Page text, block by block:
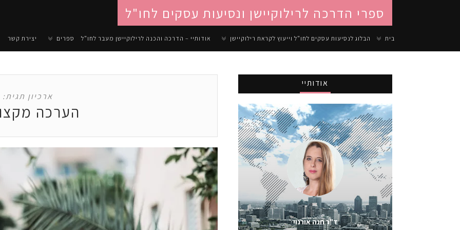
ספרי הדרכה לרילוקיישן ונסיעות עסקים לחו"ל
בית הבלוג לנסיעות עסקים לחו"ל וייעוץ לקראת רילוקיישן אודותיי – הדרכה והכנה לרילוקיישן מעבר לחו"ל ספרים יצירת קשר
ארכיון תגית:
הערכה
אודותיי
ד"ר חנה אורנוי